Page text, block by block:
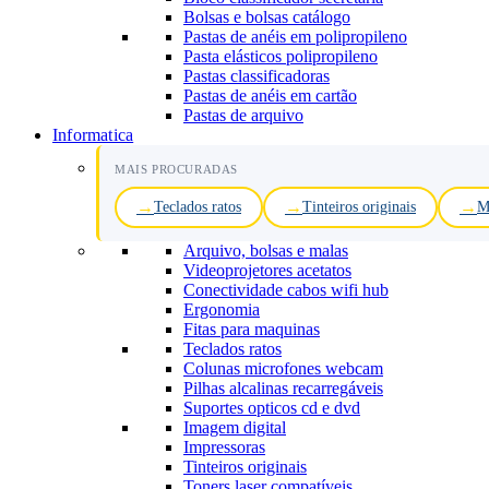
Bolsas e bolsas catálogo
Pastas de anéis em polipropileno
Pasta elásticos polipropileno
Pastas classificadoras
Pastas de anéis em cartão
Pastas de arquivo
Informatica
MAIS PROCURADAS
Teclados ratos Tinteiros originais
Arquivo, bolsas e malas
Videoprojetores acetatos
Conectividade cabos wifi hub
Ergonomia
Fitas para maquinas
Teclados ratos
Colunas microfones webcam
Pilhas alcalinas recarregáveis
Suportes opticos cd e dvd
Imagem digital
Impressoras
Tinteiros originais